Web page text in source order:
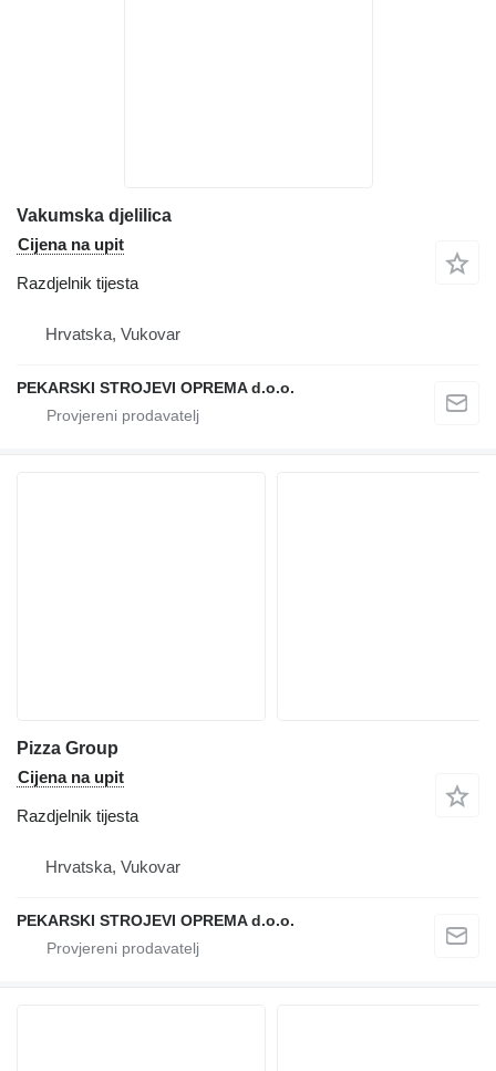
Vakumska djelilica
Cijena na upit
Razdjelnik tijesta
Hrvatska, Vukovar
PEKARSKI STROJEVI OPREMA d.o.o.
Pizza Group
Cijena na upit
Razdjelnik tijesta
Hrvatska, Vukovar
PEKARSKI STROJEVI OPREMA d.o.o.